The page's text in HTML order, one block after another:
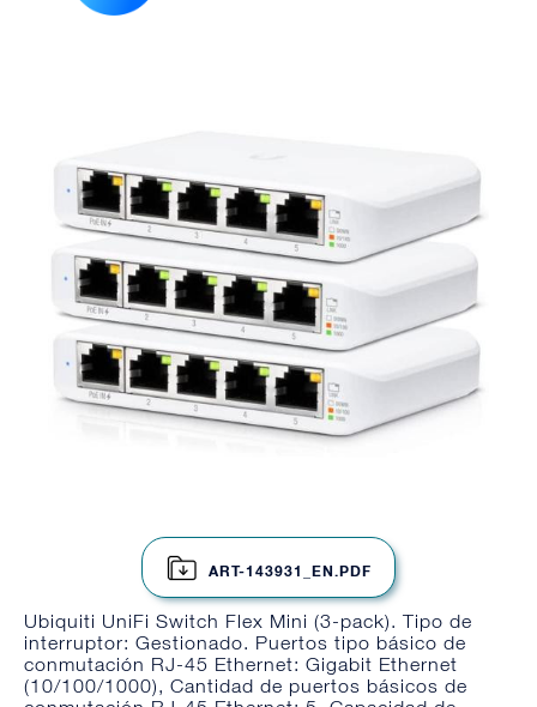
ART-143931_EN.PDF
Ubiquiti UniFi Switch Flex Mini (3-pack). Tipo de
interruptor: Gestionado. Puertos tipo básico de
conmutación RJ-45 Ethernet: Gigabit Ethernet
(10/100/1000), Cantidad de puertos básicos de